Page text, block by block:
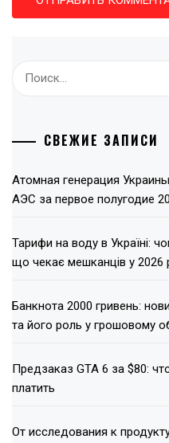
СВЕЖИЕ ЗАПИСИ
Атомная генерация
АЭС за первое полугодие
Тарифи на воду в Україні:
що чекає мешканців у 2026
Банкнота 2000 гривень:
та його роль у грошовому
Предзаказ GTA 6 за $80:
платить
От исследования к